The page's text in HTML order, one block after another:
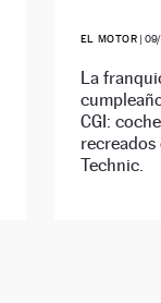
EL MOTOR |
La
CGI:
recreados
Technic.